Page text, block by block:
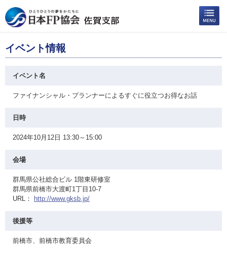
イベント情報
イベント名
ファイナンシャル・プランナーによるすぐに役立つお得なお話
日時
2024年10月12日 13:30～15:00
会場
群馬県公社総合ビル 1階東研修室
群馬県前橋市大渡町1丁目10-7
URL：
http://www.gksb.jp/
後援等
前橋市、前橋市教育委員会